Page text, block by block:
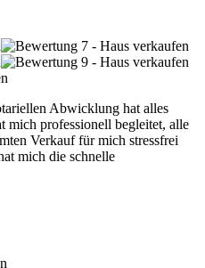
Abwicklung hat alles
mich professionell begleitet, alle
Verkauf für mich stressfrei
mich die schnelle